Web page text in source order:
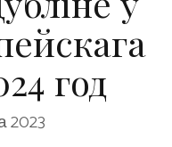
год
2023